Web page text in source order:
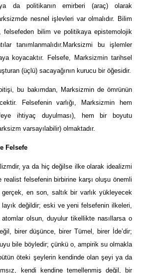
da politikanın emirberi (araç) olarak
nesnel işlevleri var olmalıdır. Bilim
felsefeden bilim ve politikaya epistemolojik
tanımlanmalıdır.Marksizmi bu işlemler
koyacaktır. Felsefe, Marksizmin tarihsel
(üçlü) sacayağının kurucu bir öğesidir.
bakımdan, Marksizmin de ömrünün
Felsefenin varlığı, Marksizmin hem
ihtiyaç duyulması), hem bir boyutu
varsayılabilir) olmaktadır.
Felsefe
ya da hiç değilse ilke olarak idealizmi
felsefenin birbirine karşı oluşu önemli
en son, saltık bir varlık yükleyecek
layık değildir; eski ve yeni felsefenin ilkeleri,
olsun, duyulur tikellikte nasıllarsa o
birer düşünce, birer Tümel, birer İde’dir;
bile böyledir; çünkü o, ampirik su olmakla
öteki şeylerin kendinde olan şeyi ya da
kendi kendine temellenmiş değil, bir